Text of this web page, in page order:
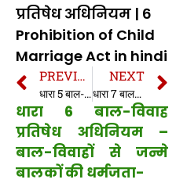
प्रतिषेध अधिनियम | 6
Prohibition of Child
Marriage Act in hindi
PREVIOUS
धारा 5 बाल-विवाह प्रतिषेध अधिनियम | 5 Prohibition of Child Marriage Act in hindi
NEXT
धारा 7 बाल-विवाह प्रतिषेध अधिनियम | 7 Prohibition of Child Marriage Act in hindi
धारा 6 बाल-विवाह
प्रतिषेध अधिनियम –
बाल-विवाहों से जन्मे
बालकों की धर्मजता-